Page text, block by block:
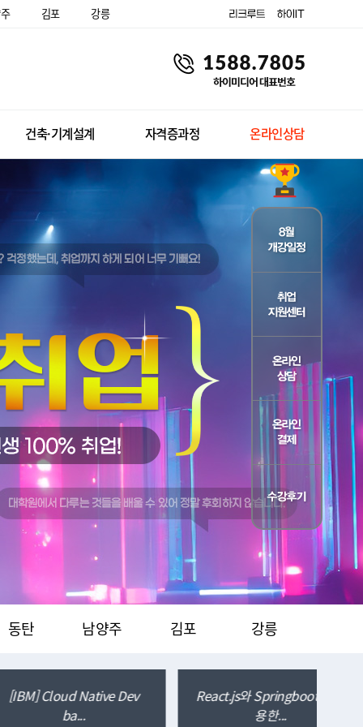
김포 강릉
건축·기계설계 자격증과정 온라인상담
동탄 남양주 김포 강릉
의"
를 활
K-디지털트레이닝
"지점문의"
심화_생성형 AI활용 인재양
성과정 (조별멘토)